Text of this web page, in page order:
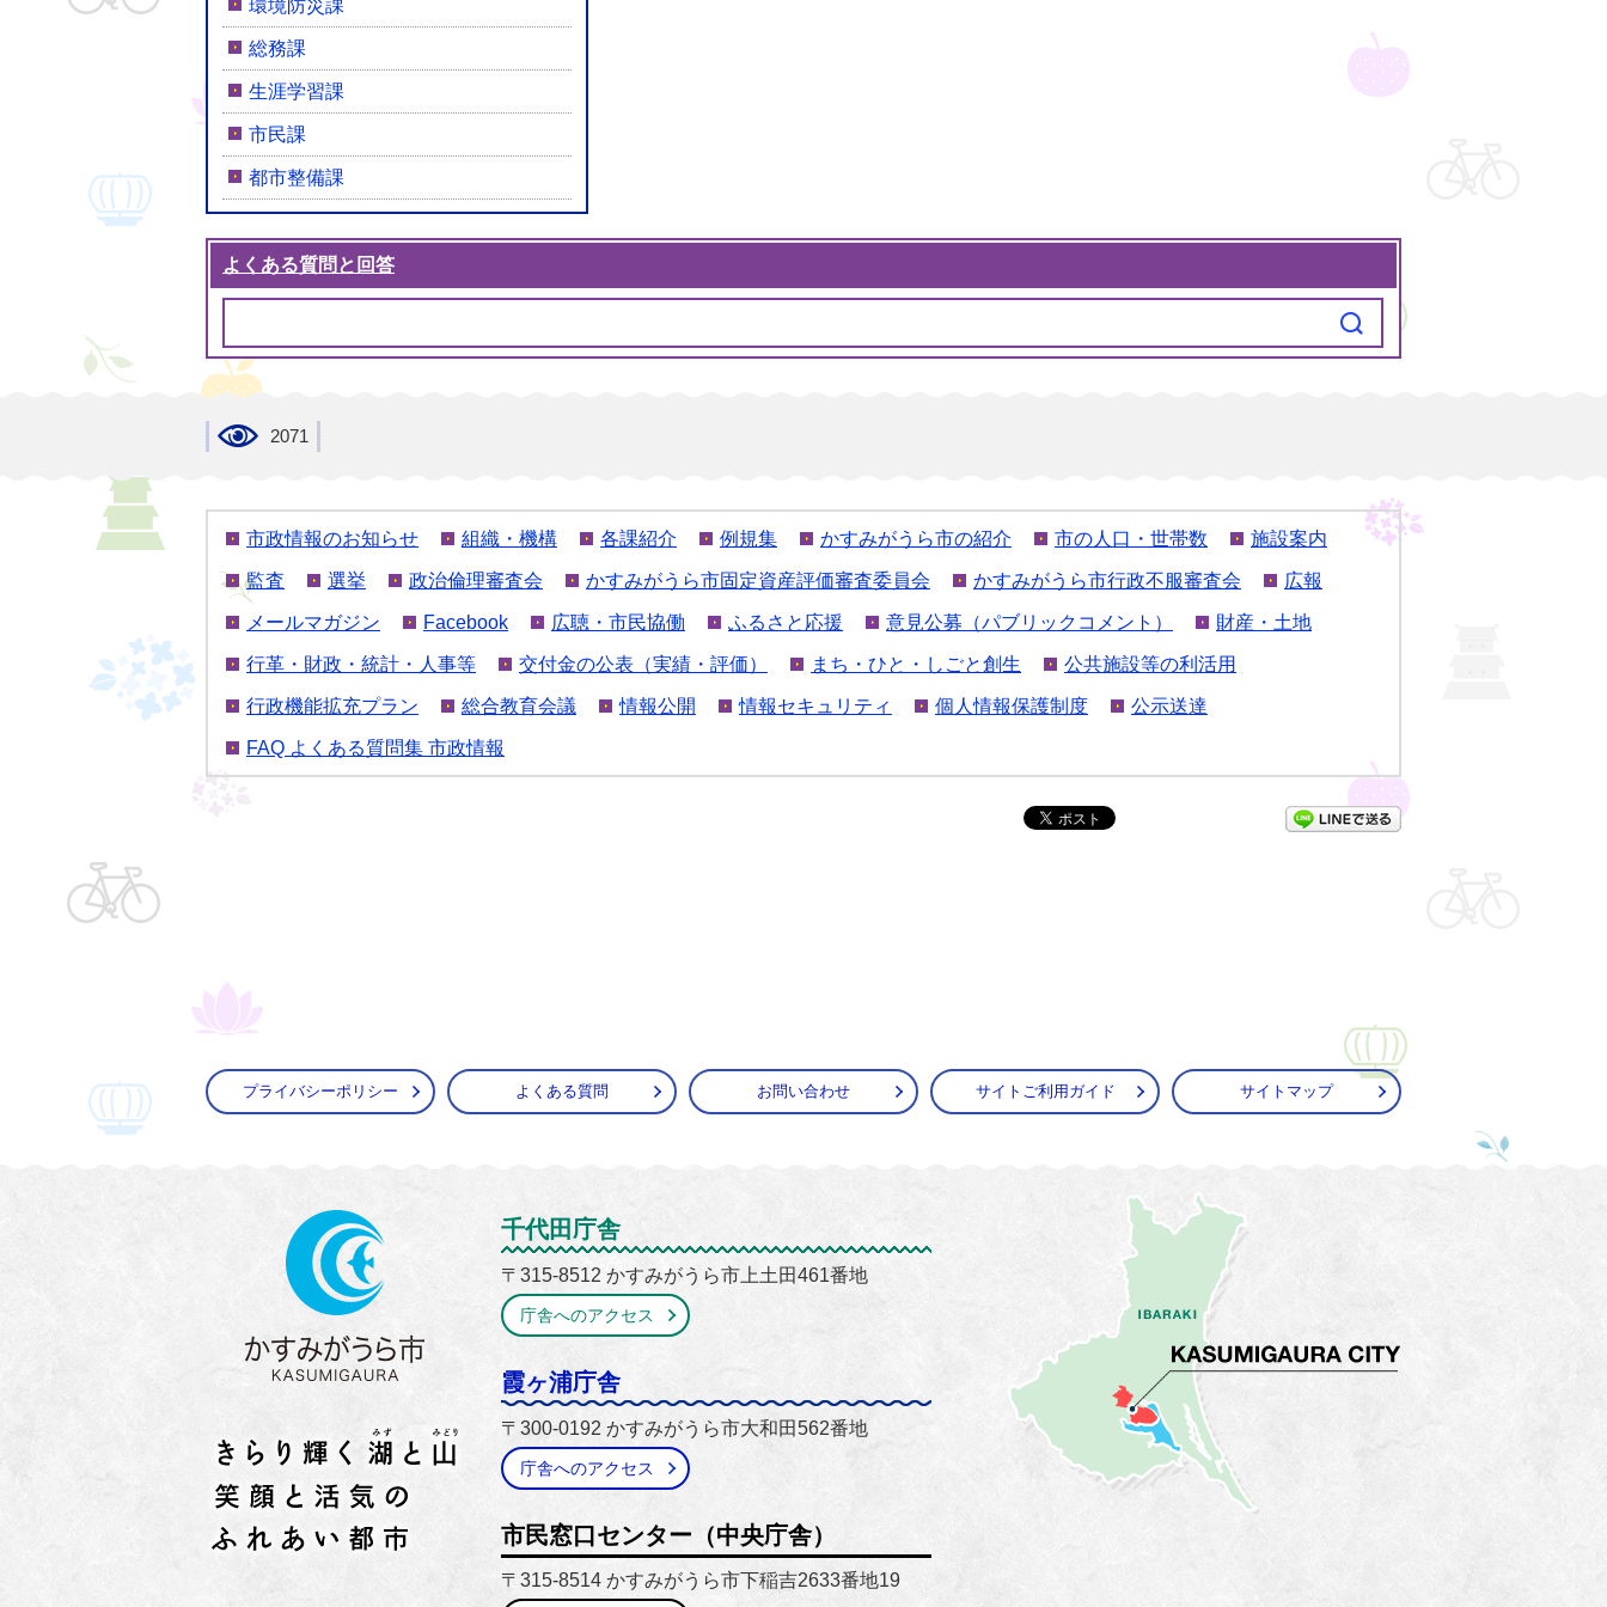
環境防災課
総務課
生涯学習課
市民課
都市整備課
よくある質問と回答
2071
市政情報のお知らせ 組織・機構 各課紹介 例規集 かすみがうら市の紹介 市の人口・世帯数 施設案内
監査 選挙 政治倫理審査会 かすみがうら市固定資産評価審査委員会 かすみがうら市行政不服審査会 広報
メールマガジン Facebook 広聴・市民協働 ふるさと応援 意見公募（パブリックコメント） 財産・土地
行革・財政・統計・人事等 交付金の公表（実績・評価） まち・ひと・しごと創生 公共施設等の利活用
行政機能拡充プラン 総合教育会議 情報公開 情報セキュリティ 個人情報保護制度 公示送達
FAQ よくある質問集 市政情報
LINEで送る
プライバシーポリシー よくある質問 お問い合わせ サイトご利用ガイド サイトマップ
かすみがうら市
千代田庁舎
〒315-8512 かすみがうら市上土田461番地
庁舎へのアクセス
霞ヶ浦庁舎
〒300-0192 かすみがうら市大和田562番地
庁舎へのアクセス
市民窓口センター（中央庁舎）
〒315-8514 かすみがうら市下稲吉2633番地19